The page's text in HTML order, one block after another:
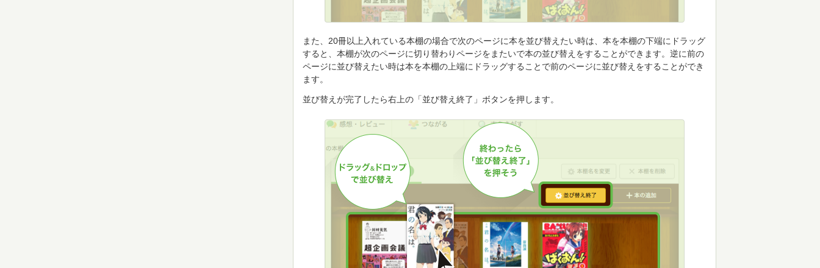
また、20冊以上入れている本棚の場合で次のページに本を並び替えたい時は、本を本棚の下端にドラッグ
すると、本棚が次のページに切り替わりページをまたいで本の並び替えをすることができます。逆に前の
ページに並び替えたい時は本を本棚の上端にドラッグすることで前のページに並び替えをすることができ
ます。
並び替えが完了したら右上の「並び替え終了」ボタンを押します。